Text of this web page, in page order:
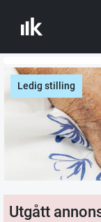
Ledig stilling
Utgått